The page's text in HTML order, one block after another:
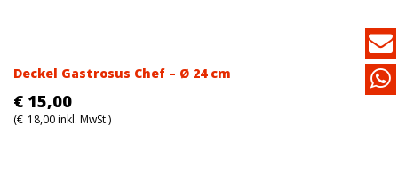
Deckel Gastrosus Chef – Ø 24 cm
€ 15,00
(€ 18,00inkl. MwSt.)